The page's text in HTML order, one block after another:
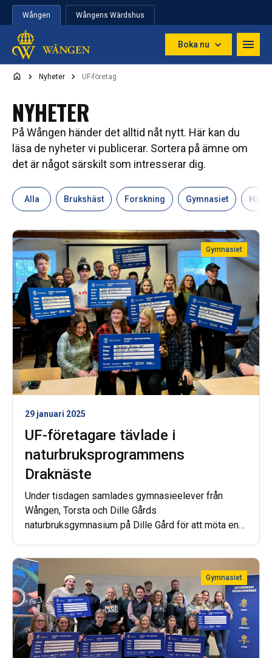
Hoppa till innehåll
Wången Wångens Wärdshus
Boka nu
Nyheter UF-företag
NYHETER
På Wången händer det alltid nåt nytt. Här kan du
läsa de nyheter vi publicerar. Sortera på ämne om
det är något särskilt som intresserar dig.
Alla Brukshäst Forskning Gymnasiet
Gymnasiet
29 januari 2025
UF-företagare tävlade i
naturbruksprogrammens
Draknäste
Under tisdagen samlades gymnasieelever från
Wången, Torsta och Dille Gårds
naturbruksgymnasium på Dille Gård för att möta en
Gymnasiet